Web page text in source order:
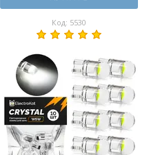
Код: 5530